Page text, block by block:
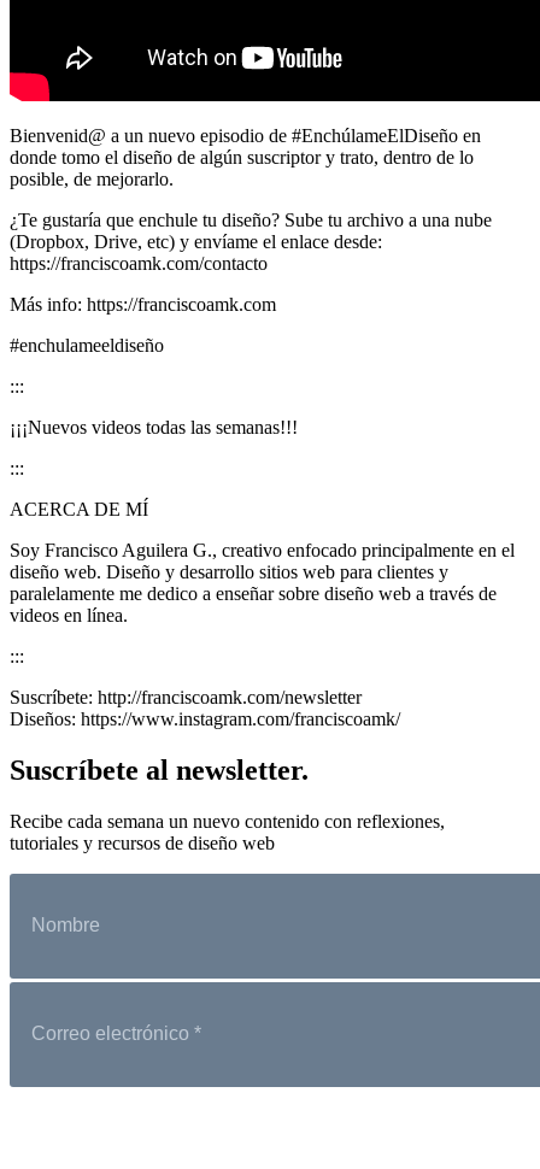
Bienvenid@ a un nuevo episodio de #EnchúlameElDiseño en
donde tomo el diseño de algún suscriptor y trato, dentro de lo
posible, de mejorarlo.
¿Te gustaría que enchule tu diseño? Sube tu archivo a una nube
(Dropbox, Drive, etc) y envíame el enlace desde:
https://franciscoamk.com/contacto
Más info: https://franciscoamk.com
#enchulameeldiseño
:::
¡¡¡Nuevos videos todas las semanas!!!
:::
ACERCA DE MÍ
Soy Francisco Aguilera G., creativo enfocado principalmente en el
diseño web. Diseño y desarrollo sitios web para clientes y
paralelamente me dedico a enseñar sobre diseño web a través de
videos en línea.
:::
Suscríbete: http://franciscoamk.com/newsletter
Diseños: https://www.instagram.com/franciscoamk/
Suscríbete al newsletter.
Recibe cada semana un nuevo contenido con reflexiones,
tutoriales y recursos de diseño web